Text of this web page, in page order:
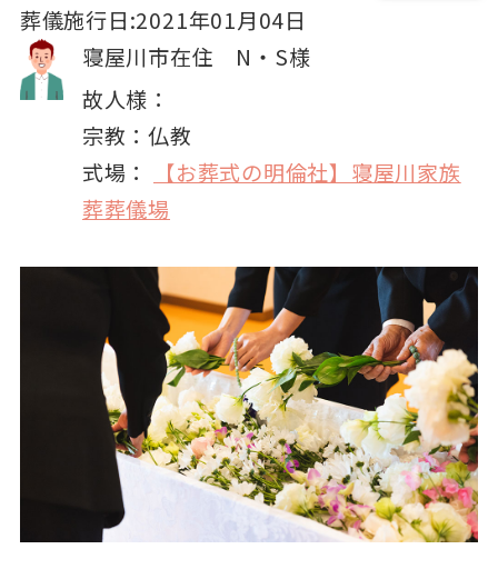
葬儀施行日:2021年01月04日
寝屋川市在住 N・S様
故人様：
宗教：仏教
式場：
【お葬式の明倫社】寝屋川家族
葬葬儀場